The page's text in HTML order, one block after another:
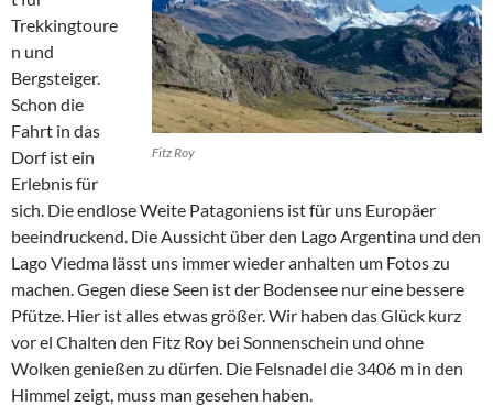
Fitz Roy
Trekkingtoure
n und
Bergsteiger.
Schon die
Fahrt in das
Dorf ist ein
Erlebnis für
sich. Die endlose Weite Patagoniens ist für uns Europäer
beeindruckend. Die Aussicht über den Lago Argentina und den
Lago Viedma lässt uns immer wieder anhalten um Fotos zu
machen. Gegen diese Seen ist der Bodensee nur eine bessere
Pfütze. Hier ist alles etwas größer. Wir haben das Glück kurz
vor el Chalten den Fitz Roy bei Sonnenschein und ohne
Wolken genießen zu dürfen. Die Felsnadel die 3406 m in den
Himmel zeigt, muss man gesehen haben.